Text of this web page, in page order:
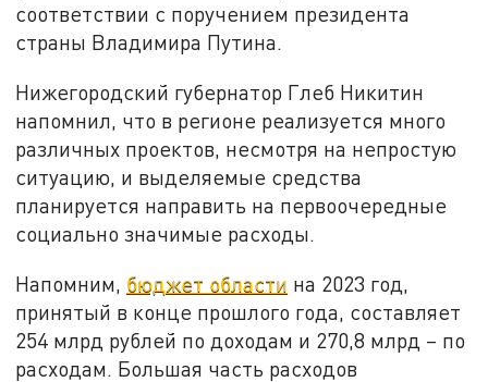
соответствии с поручением президента
страны Владимира Путина.
Нижегородский губернатор Глеб Никитин
напомнил, что в регионе реализуется много
различных проектов, несмотря на непростую
ситуацию, и выделяемые средства
планируется направить на первоочередные
социально значимые расходы.
Напомним, бюджет области на 2023 год,
принятый в конце прошлого года, составляет
254 млрд рублей по доходам и 270,8 млрд – по
расходам. Большая часть расходов